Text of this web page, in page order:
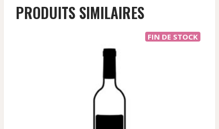
PRODUITS SIMILAIRES
FIN DE STOCK